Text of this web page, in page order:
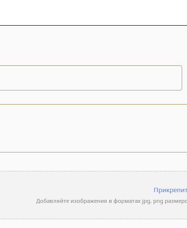
Добавляйте изображения в форматах jpg, png